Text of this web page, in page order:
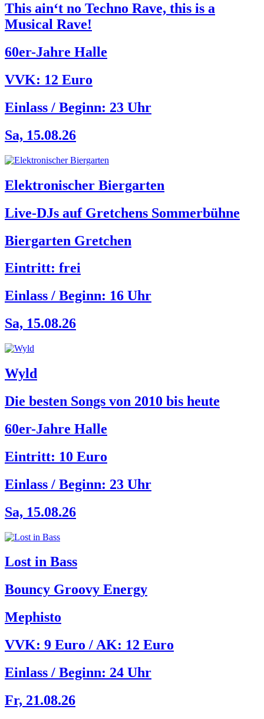
This ain‘t no Techno Rave, this is a
Musical Rave!
60er-Jahre Halle
VVK: 12 Euro
Einlass / Beginn: 23 Uhr
Sa, 15.08.26
Elektronischer Biergarten
Live-DJs auf Gretchens Sommerbühne
Biergarten Gretchen
Eintritt: frei
Einlass / Beginn: 16 Uhr
Sa, 15.08.26
Wyld
Die besten Songs von 2010 bis heute
60er-Jahre Halle
Eintritt: 10 Euro
Einlass / Beginn: 23 Uhr
Sa, 15.08.26
Lost in Bass
Bouncy Groovy Energy
Mephisto
VVK: 9 Euro / AK: 12 Euro
Einlass / Beginn: 24 Uhr
Fr, 21.08.26